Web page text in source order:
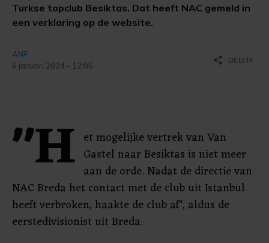
Turkse topclub Besiktas. Dat heeft NAC gemeld in
een verklaring op de website.
ANP
6 januari 2024 - 12:06
share DELEN
"H et mogelijke vertrek van Van
Gastel naar Besiktas is niet meer
aan de orde. Nadat de directie van
NAC Breda het contact met de club uit Istanbul
heeft verbroken, haakte de club af", aldus de
eerstedivisionist uit Breda.